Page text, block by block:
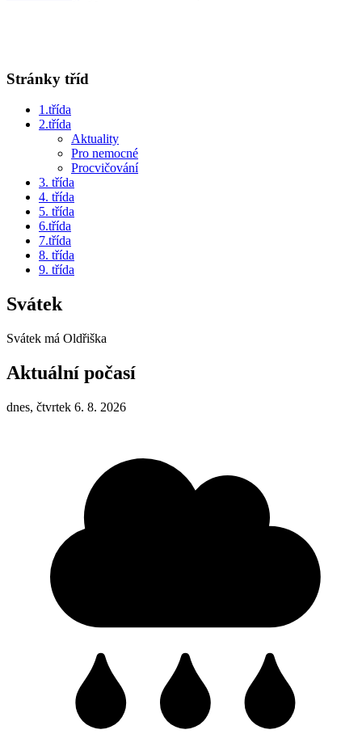
Stránky tříd
1.třída
2.třída
Aktuality
Pro nemocné
Procvičování
3. třída
4. třída
5. třída
6.třída
7.třída
8. třída
9. třída
Svátek
Svátek má Oldřiška
Aktuální počasí
dnes, čtvrtek 6. 8. 2026